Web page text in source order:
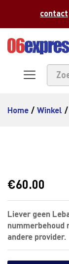
contact
Home / Winkel /
€60.00
Liever geen
andere provider.